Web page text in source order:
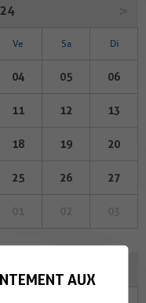
Ve Sa Di
04 05 06
11 12 13
18 19 20
25 26 27
AUX